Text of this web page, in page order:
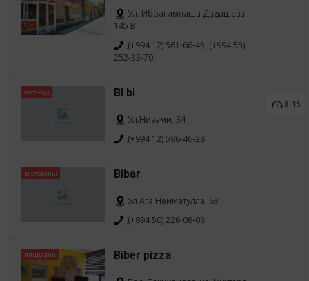
Ул. Ибрагимпаша Дадашева
145 B
(+994 12) 561-66-45, (+994 55)
252-33-70
фаст-фуд Bi bi
Ул.Низами, 34
(+994 12) 596-46-28
8-15
рестораны Bibar
Ул Ага Нейматулла, 63
(+994 50) 226-08-08
пиццерии Biber pizza